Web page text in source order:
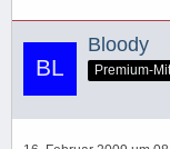
Bloody
Premium-